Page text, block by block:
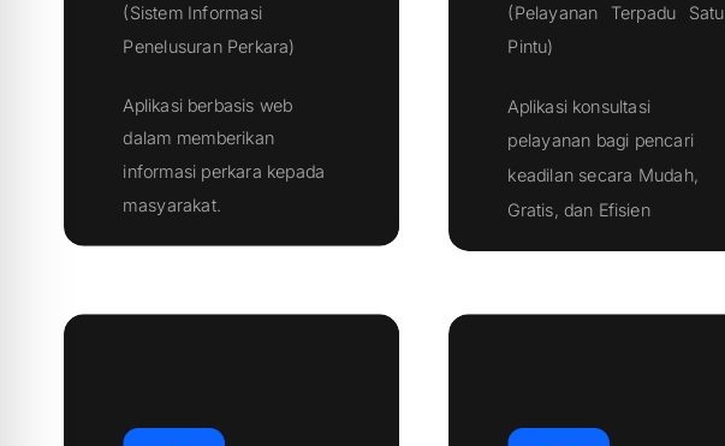
(Sistem Informasi
Penelusuran Perkara)
Aplikasi berbasis web
dalam memberikan
informasi perkara kepada
masyarakat.
Klik Disini
(Pelayanan Terpadu Satu
Pintu)
Aplikasi konsultasi
pelayanan bagi pencari
keadilan secara Mudah,
Gratis, dan Efisien